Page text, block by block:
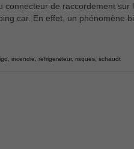
de raccordement sur
car. En effet, un phénomène
incendie refrigerateur, risques, schaudt